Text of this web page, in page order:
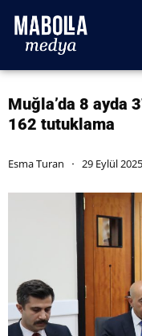
Muğla’da 8 ayda
162 tutuklama
Esma Turan 29 Eylül